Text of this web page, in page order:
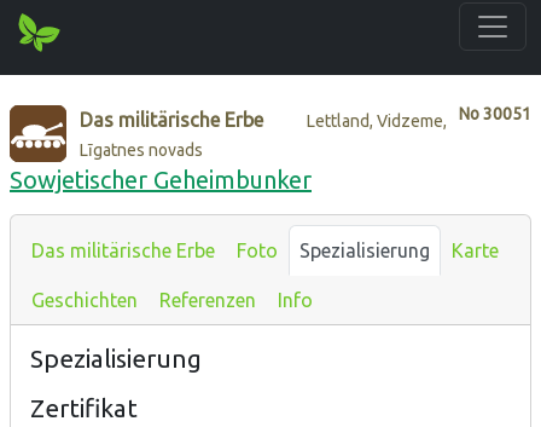
No30051
Das militärische Erbe
Lettland, Vidzeme,
Līgatnes novads
Sowjetischer Geheimbunker
Das militärische Erbe Foto Spezialisierung Karte
Geschichten Referenzen Info
Spezialisierung
Zertifikat